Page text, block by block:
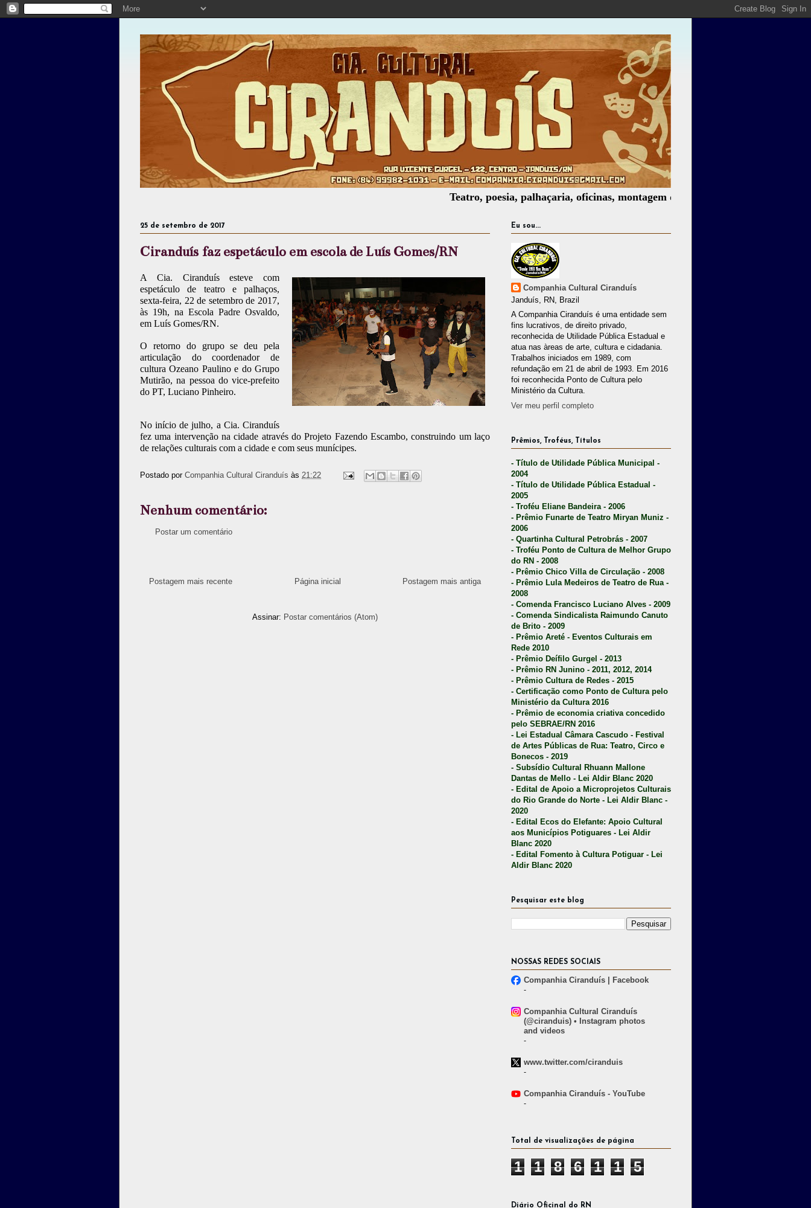
Teatro, poesia, palhaçaria, oficinas, montagem de espetáculos, assessoria
25 de setembro de 2017
Ciranduís faz espetáculo em escola de Luís Gomes/RN
A Cia. Ciranduís esteve com
espetáculo de teatro e palhaços,
sexta-feira, 22 de setembro de 2017,
às 19h, na Escola Padre Osvaldo,
em Luís Gomes/RN.
O retorno do grupo se deu pela
articulação do coordenador de
cultura Ozeano Paulino e do Grupo
Mutirão, na pessoa do vice-prefeito
do PT, Luciano Pinheiro.
No início de julho, a Cia. Ciranduís
fez uma intervenção na cidade através do Projeto Fazendo Escambo, construindo um laço
de relações culturais com a cidade e com seus munícipes.
Postado por Companhia Cultural Ciranduís às 21:22
Nenhum comentário:
Postar um comentário
Postagem mais recente Postagem mais antiga
Página inicial
Assinar: Postar comentários (Atom)
Eu sou...
Companhia Cultural Ciranduís
Janduís, RN, Brazil
A Companhia Ciranduís é uma entidade sem
fins lucrativos, de direito privado,
reconhecida de Utilidade Pública Estadual e
atua nas àreas de arte, cultura e cidadania.
Trabalhos iniciados em 1989, com
refundação em 21 de abril de 1993. Em 2016
foi reconhecida Ponto de Cultura pelo
Ministério da Cultura.
Ver meu perfil completo
Prêmios, Troféus, Títulos
- Título de Utilidade Pública Municipal -
2004
- Título de Utilidade Pública Estadual -
2005
- Troféu Eliane Bandeira - 2006
- Prêmio Funarte de Teatro Miryan Muniz -
2006
- Quartinha Cultural Petrobrás - 2007
- Troféu Ponto de Cultura de Melhor Grupo
do RN - 2008
- Prêmio Chico Villa de Circulação - 2008
- Prêmio Lula Medeiros de Teatro de Rua -
2008
- Comenda Francisco Luciano Alves - 2009
- Comenda Sindicalista Raimundo Canuto
de Brito - 2009
- Prêmio Areté - Eventos Culturais em
Rede 2010
- Prêmio Deífilo Gurgel - 2013
- Prêmio RN Junino - 2011, 2012, 2014
- Prêmio Cultura de Redes - 2015
- Certificação como Ponto de Cultura pelo
Ministério da Cultura 2016
- Prêmio de economia criativa concedido
pelo SEBRAE/RN 2016
- Lei Estadual Câmara Cascudo - Festival
de Artes Públicas de Rua: Teatro, Circo e
Bonecos - 2019
- Subsídio Cultural Rhuann Mallone
Dantas de Mello - Lei Aldir Blanc 2020
- Edital de Apoio a Microprojetos Culturais
do Rio Grande do Norte - Lei Aldir Blanc -
2020
- Edital Ecos do Elefante: Apoio Cultural
aos Municípios Potiguares - Lei Aldir
Blanc 2020
- Edital Fomento à Cultura Potiguar - Lei
Aldir Blanc 2020
Pesquisar este blog
NOSSAS REDES SOCIAIS
Companhia Ciranduís | Facebook
-
Companhia Cultural Ciranduís
(@ciranduis) • Instagram photos
and videos
-
www.twitter.com/ciranduis
-
Companhia Ciranduís - YouTube
-
Total de visualizações de página
1 1 8 6 1 1 5
Diário Oficinal do RN